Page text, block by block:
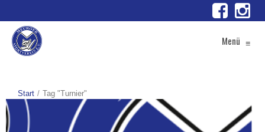
Menü ≡
Start Tag "Turnier"